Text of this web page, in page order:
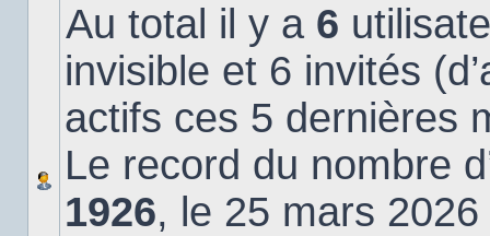
Au total il y a 6
invisible et 6 invités
actifs ces 5 dernières
Le record du nombre
1926, le 25 mars 2026